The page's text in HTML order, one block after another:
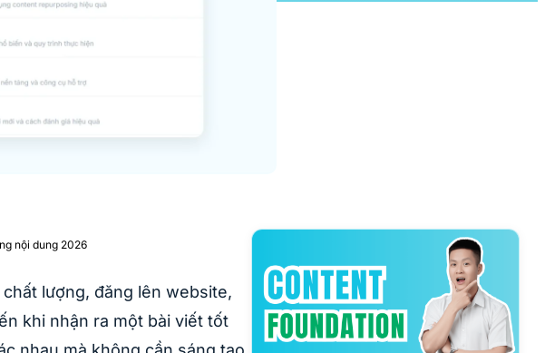
nội dung 2026
lượng, đăng lên website,
khi nhận ra một bài viết tốt